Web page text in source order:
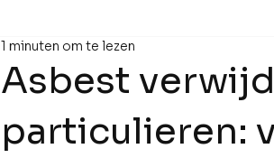
Asbest
particulieren:
1 minuten om te lezen